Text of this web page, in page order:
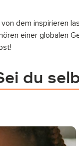
dem inspirieren
einer globalen
du